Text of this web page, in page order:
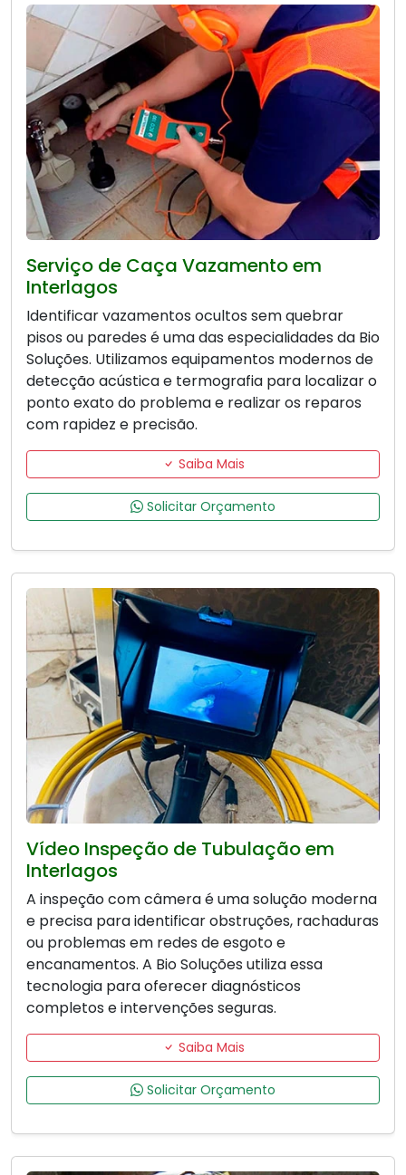
Serviço de Caça Vazamento em
Interlagos
Identificar vazamentos ocultos sem quebrar
pisos ou paredes é uma das especialidades da Bio
Soluções. Utilizamos equipamentos modernos de
detecção acústica e termografia para localizar o
ponto exato do problema e realizar os reparos
com rapidez e precisão.
Saiba Mais
Solicitar Orçamento
Vídeo Inspeção de Tubulação em
Interlagos
A inspeção com câmera é uma solução moderna
e precisa para identificar obstruções, rachaduras
ou problemas em redes de esgoto e
encanamentos. A Bio Soluções utiliza essa
tecnologia para oferecer diagnósticos
completos e intervenções seguras.
Saiba Mais
Solicitar Orçamento